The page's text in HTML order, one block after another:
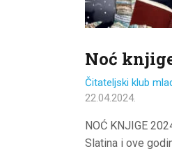
Noć
Čitateljski klub
22.04.2024.
NOĆ KNJIGE
Slatina i ove